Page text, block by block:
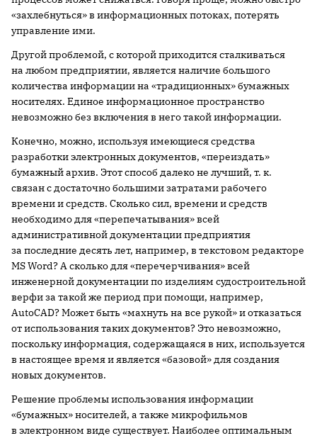
«захлебнуться» в информационных потоках, потерять
управление ими.
Другой проблемой, с которой приходится сталкиваться
на любом предприятии, является наличие большого
количества информации на «традиционных» бумажных
носителях. Единое информационное пространство
невозможно без включения в него такой информации.
Конечно, можно, используя имеющиеся средства
разработки электронных документов, «переиздать»
бумажный архив. Этот способ далеко не лучший, т. к.
связан с достаточно большими затратами рабочего
времени и средств. Сколько сил, времени и средств
необходимо для «перепечатывания» всей
административной документации предприятия
за последние десять лет, например, в текстовом редакторе
MS Word? А сколько для «перечерчивания» всей
инженерной документации по изделиям судостроительной
верфи за такой же период при помощи, например,
AutoCAD? Может быть «махнуть на все рукой» и отказаться
от использования таких документов? Это невозможно,
поскольку информация, содержащаяся в них, используется
в настоящее время и является «базовой» для создания
новых документов.
Решение проблемы использования информации
«бумажных» носителей, а также микрофильмов
в электронном виде существует. Наиболее оптимальным